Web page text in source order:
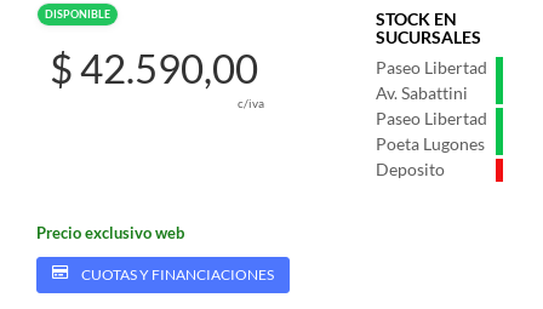
DISPONIBLE
STOCK EN
SUCURSALES
Paseo Libertad
Av. Sabattini
Paseo Libertad
Poeta Lugones
Deposito
$ 42.590,00
c/iva
Precio exclusivo web
CUOTAS Y FINANCIACIONES